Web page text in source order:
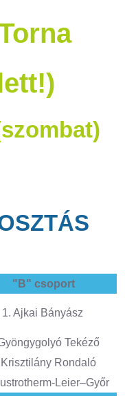
"B" csoport
1. Ajkai Bányász
Tekéző
Rondaló
Leier–Győr